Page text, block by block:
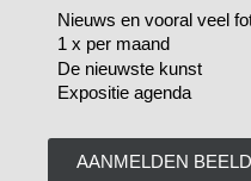
Nieuws en vooral veel
1 x per maand
De nieuwste kunst
Expositie agenda
AANMELDEN